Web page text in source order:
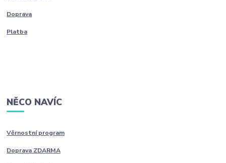
Doprava
Platba
NĚCO NAVÍC
Věrnostní program
Doprava ZDARMA